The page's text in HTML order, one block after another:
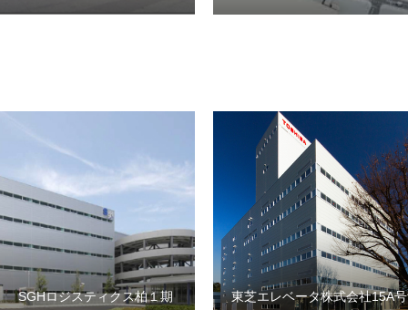
COMPANY 会社概要
RECRUIT 採用情報
SERVICE 業務内容
SGHロジスティクス柏１期 東芝エレベータ株式会社15A